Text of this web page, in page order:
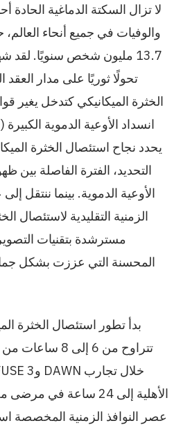
لا تزال السكتة الدماغية الحادة
والوفيات في جميع أنحاء
13.7 مليون شخص سنويًا. لقد
تحولًا ثوريًا على مدار
الخثرة الميكانيكي كتدخل يغير
يحدد نجاح استئصال الخثرة
التحديد، الفترة الفاصلة بين
الزمنية التقليدية لاستئصال
مسترشدة بتقنيات
المحسنة التي عززت بشكل
بدأ تطور استئصال الخثرة
تتراوح من 6
الأهلية إلى 24 ساعة
عصر النوافذ الزمنية المخصصة